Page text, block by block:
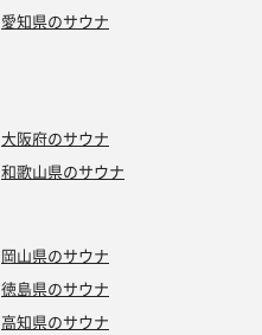
愛知県のサウナ
大阪府のサウナ
和歌山県のサウナ
岡山県のサウナ
徳島県のサウナ
高知県のサウナ